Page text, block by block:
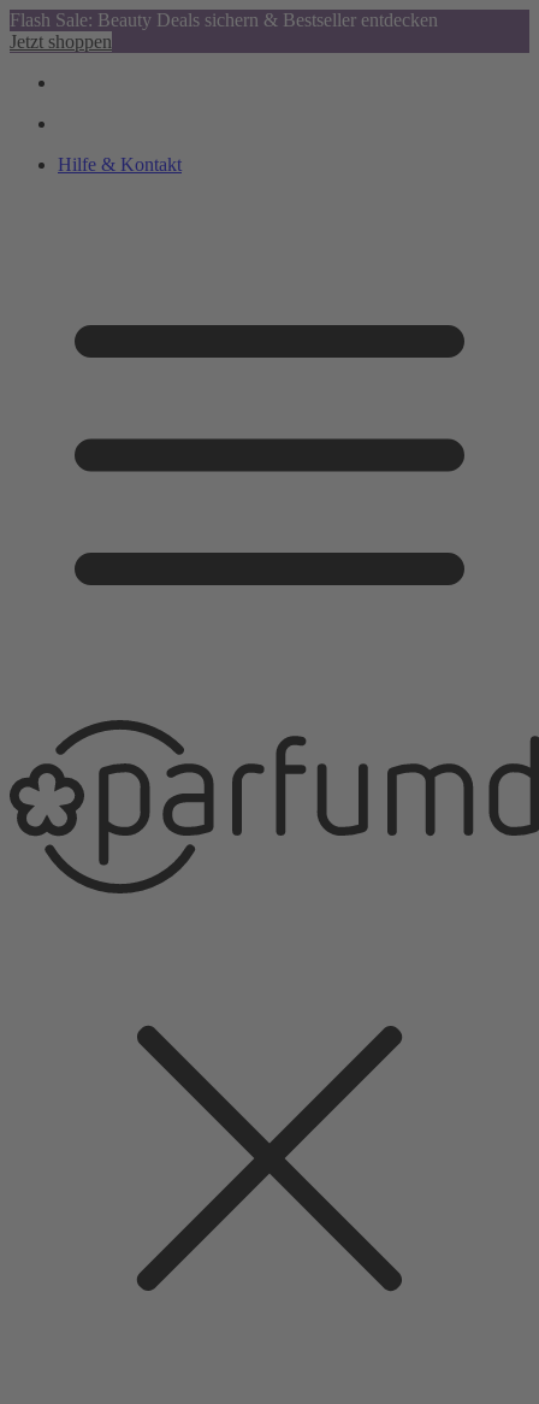
Flash Sale: Beauty Deals sichern & Bestseller entdecken
Jetzt shoppen
Hilfe & Kontakt